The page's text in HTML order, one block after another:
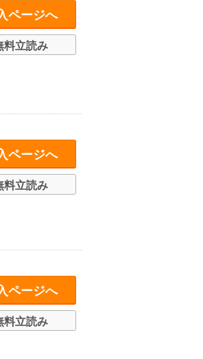
ページへ
料立読み
ページへ
料立読み
ページへ
料立読み